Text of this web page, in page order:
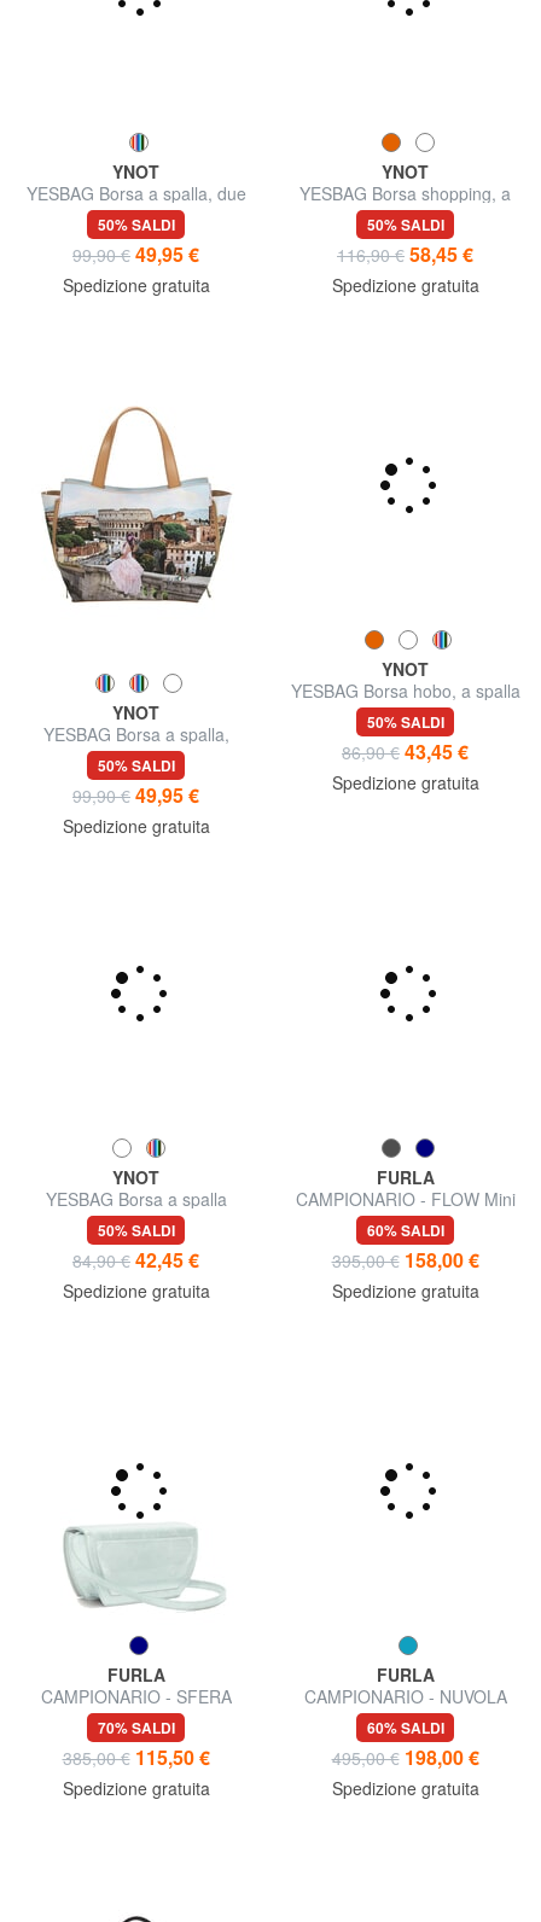
YNOT
YESBAG Borsa a spalla, due
comparti
50% SALDI
99,90 € 49,95 €
Spedizione gratuita
YNOT
YESBAG Borsa shopping, a
spalla
50% SALDI
116,90 € 58,45 €
Spedizione gratuita
YNOT
YESBAG Borsa a spalla,
grandezza regolabile
50% SALDI
99,90 € 49,95 €
Spedizione gratuita
YNOT
YESBAG Borsa hobo, a spalla
50% SALDI
86,90 € 43,45 €
Spedizione gratuita
YNOT
YESBAG Borsa a spalla
50% SALDI
84,90 € 42,45 €
Spedizione gratuita
FURLA
CAMPIONARIO - FLOW Mini
Bag a mano, con tracolla
60% SALDI
395,00 € 158,00 €
Spedizione gratuita
FURLA
CAMPIONARIO - SFERA
Micro Bag a tracolla
70% SALDI
385,00 € 115,50 €
Spedizione gratuita
FURLA
CAMPIONARIO - NUVOLA
Borsa a spalla
60% SALDI
495,00 € 198,00 €
Spedizione gratuita